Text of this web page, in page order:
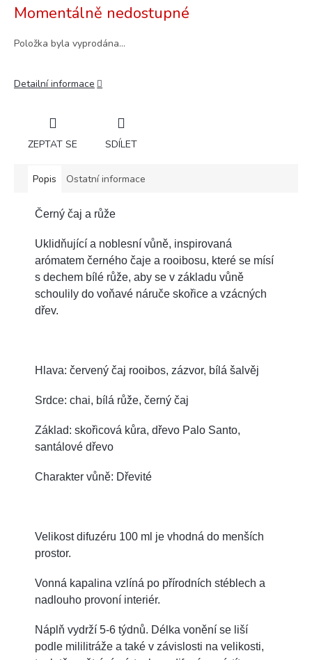
cena:
Momentálně nedostupné
Položka byla vyprodána…
Detailní informace
ZEPTAT SE SDÍLET
Popis Ostatní informace
Černý čaj a růže
Uklidňující a noblesní vůně, inspirovaná
arómatem černého čaje a rooibosu, které se mísí
s dechem bílé růže, aby se v základu vůně
schoulily do voňavé náruče skořice a vzácných
dřev.
Hlava: červený čaj rooibos, zázvor, bílá šalvěj
Srdce: chai, bílá růže, černý čaj
Základ: skořicová kůra, dřevo Palo Santo,
santálové dřevo
Charakter vůně: Dřevité
Velikost difuzéru 100 ml je vhodná do menších
prostor.
Vonná kapalina vzlíná po přírodních stéblech a
nadlouho provoní interiér.
Náplň vydrží 5-6 týdnů. Délka vonění se liší
podle mililitráže a také v závislosti na velikosti,